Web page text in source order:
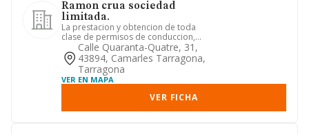
Ramon crua sociedad
limitada.
La prestacion y obtencion de toda
clase de permisos de conduccion,
agencia de seguros y tramitacion...
Calle Quaranta-Quatre, 31,
43894, Camarles Tarragona,
Tarragona
VER EN MAPA
VER FICHA